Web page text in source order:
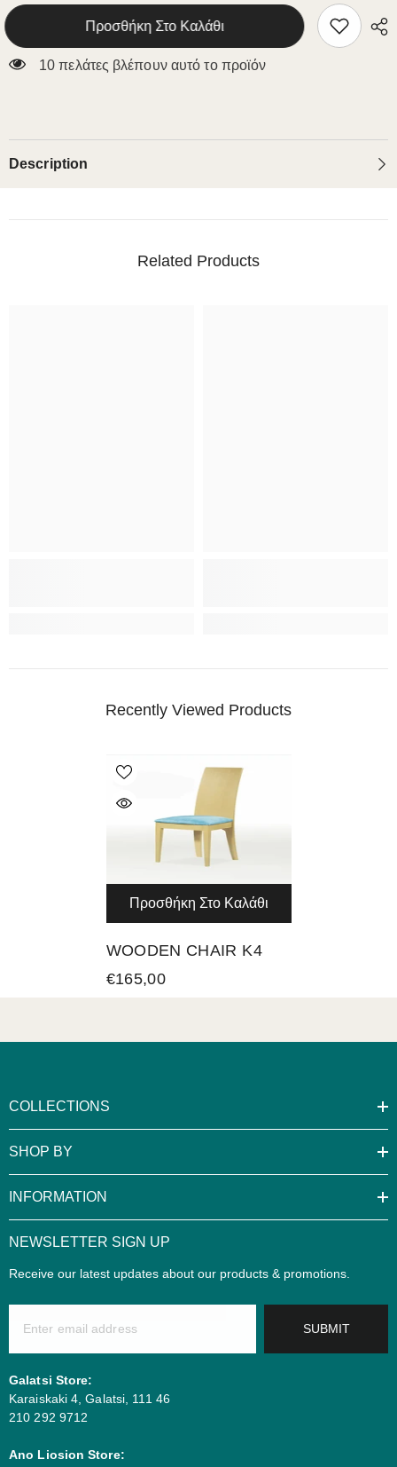
CHAIR
K4
Προσθήκη Στο Καλάθι
10 πελάτες βλέπουν αυτό το προϊόν
Description
Related Products
Recently Viewed Products
Προσθήκη Στο Καλάθι
WOODEN CHAIR K4
€165,00
COLLECTIONS
SHOP BY
INFORMATION
NEWSLETTER SIGN UP
Receive our latest updates about our products & promotions.
SUBMIT
Galatsi Store:
Karaiskaki 4, Galatsi, 111 46
210 292 9712
Ano Liosion Store: